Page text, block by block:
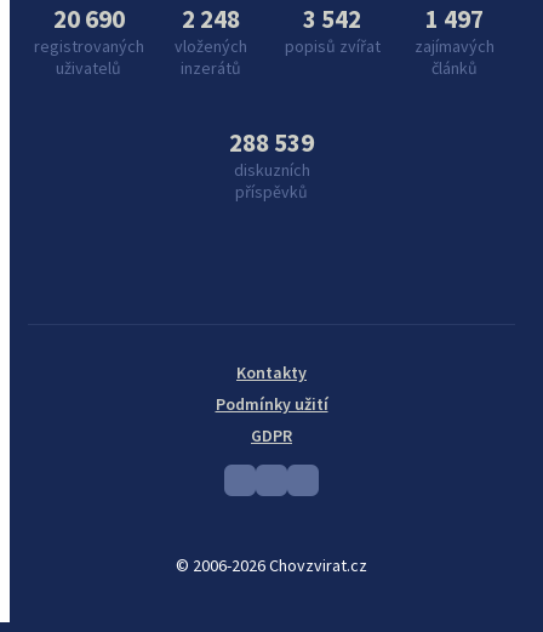
20 690
registrovaných
uživatelů
2 248
vložených
inzerátů
3 542
popisů zvířat
1 497
zajímavých
článků
288 539
diskuzních
příspěvků
© 2006-2026 Chovzvirat.cz
Kontakty
Podmínky užití
GDPR